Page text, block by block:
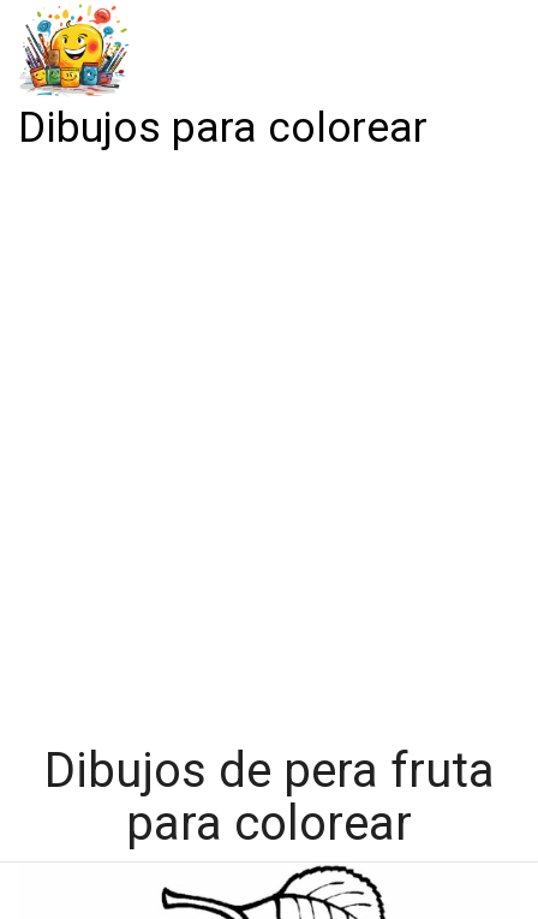
Dibujos para colorear
Dibujos de pera fruta
para colorear